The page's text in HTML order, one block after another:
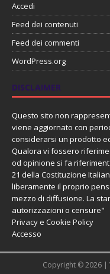
Accedi
Feed dei contenuti
Feed dei commenti
WordPress.org
DISCLAIMER
Questo sito non
viene aggiornato con
considerarsi un prodotto
Qualora vi fossero
od opinione si fa
21 della Costituzione
liberamente il proprio
mezzo di diffusione. La
autorizzazioni o censure"
Privacy e Cookie Policy
Accesso
Copyright © 2026 |